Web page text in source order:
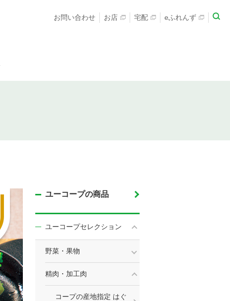
お問い合わせ お店 宅配 eふれんず
ユーコープの商品
ユーコープセレクション
野菜・果物
精肉・加工肉
コープの産地指定 はぐ